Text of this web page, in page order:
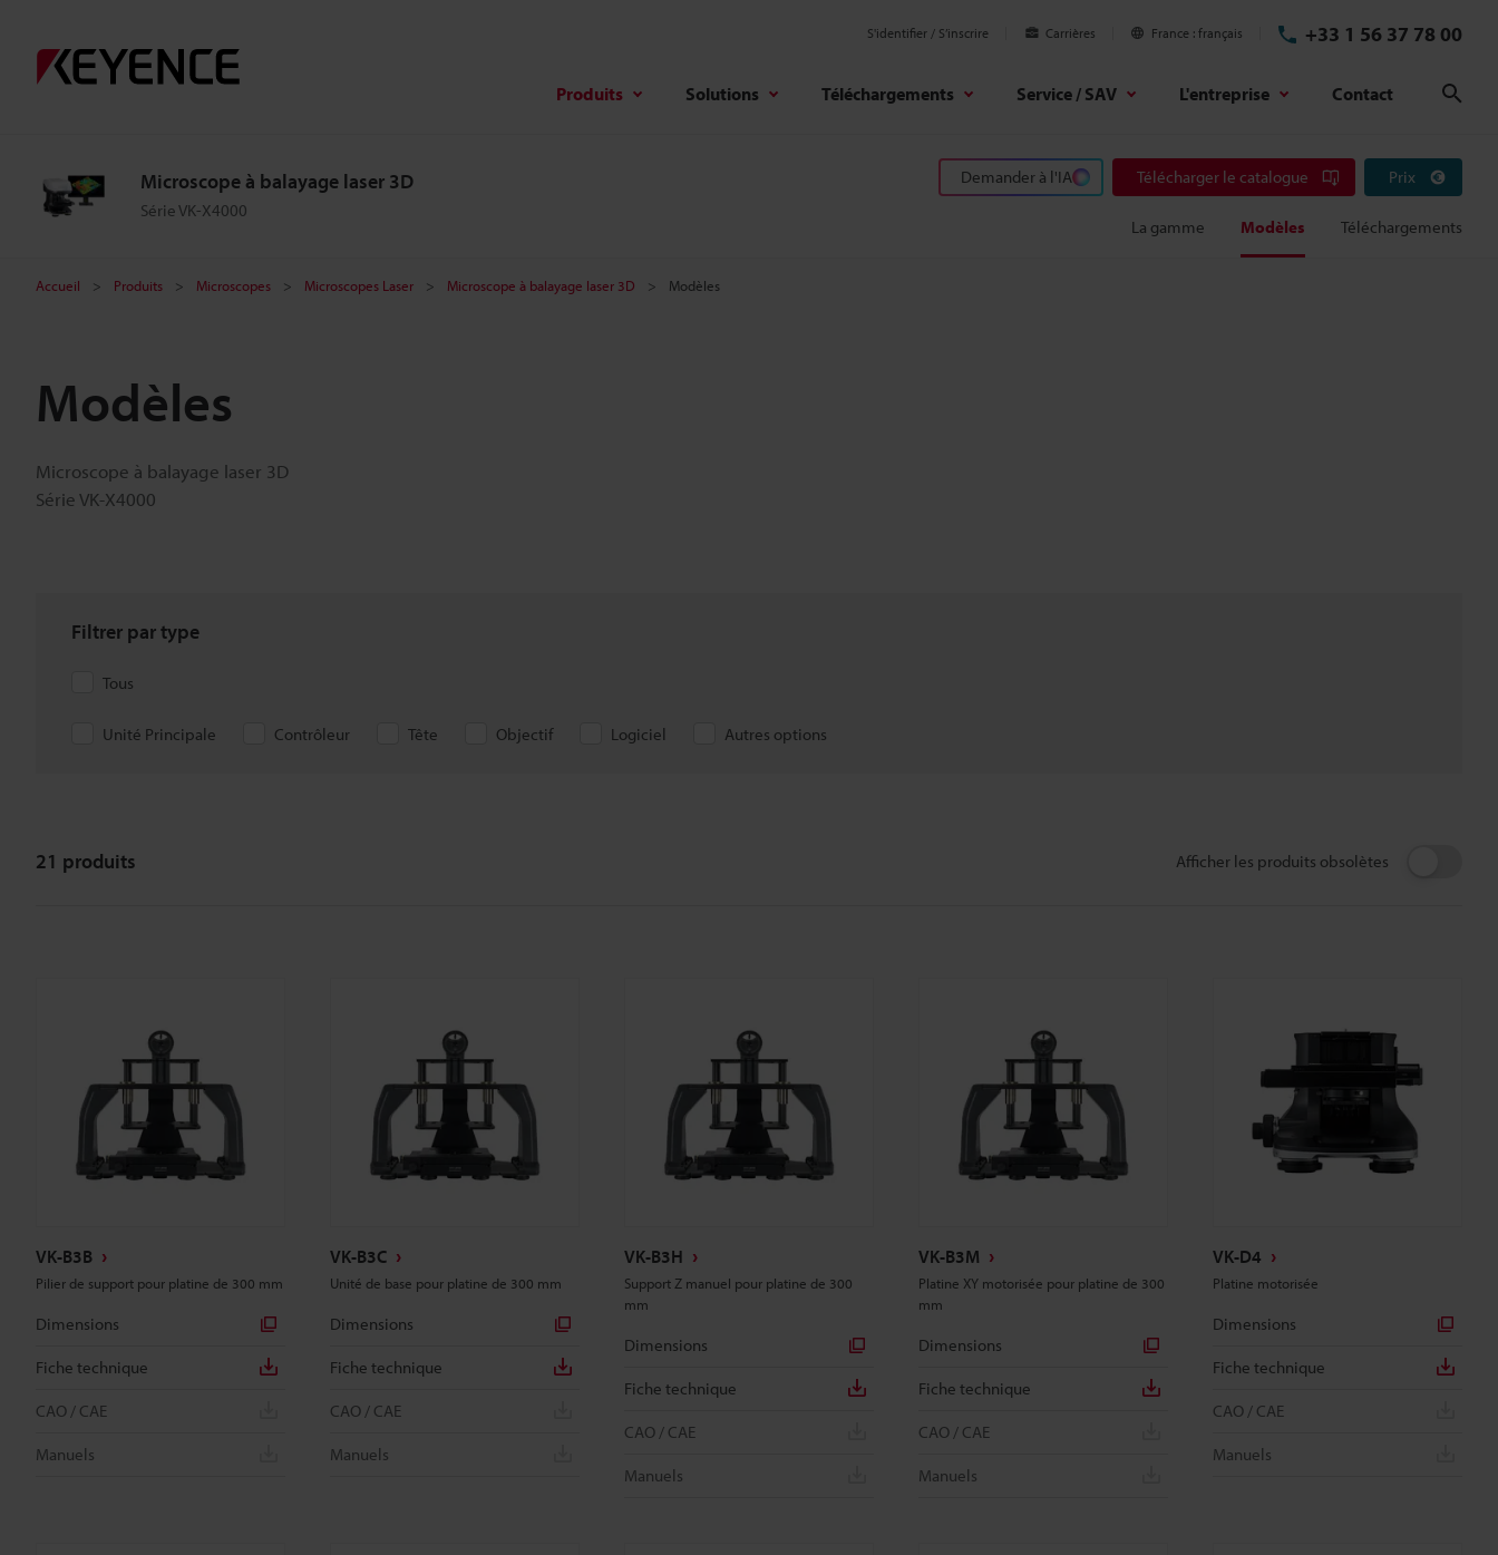
S'identifier / S’inscrire Carrières France français +33 1 56 37 78 00
Produits Solutions Téléchargements Service / SAV L'entreprise Contact
Microscope à balayage laser 3D
Série VK-X4000
Demander à l'IA Télécharger le catalogue Prix
La gamme Modèles Téléchargements
Accueil Produits Microscopes Microscopes Laser Microscope à balayage laser 3D Modèles
Modèles
Microscope à balayage laser 3D
Série VK-X4000
Filtrer par type
Tous
Unité Principale Contrôleur Tête Objectif Logiciel Autres options
Afficher les produits obsolètes
21 produits
VK-B3B
Pilier de support pour platine de 300 mm
Dimensions
Fiche technique
CAO / CAE
Manuels
VK-B3C
Unité de base pour platine de 300 mm
Dimensions
Fiche technique
CAO / CAE
Manuels
VK-B3H
Support Z manuel pour platine de 300
mm
Dimensions
Fiche technique
CAO / CAE
Manuels
VK-B3M
Platine XY motorisée pour platine de 300
mm
Dimensions
Fiche technique
CAO / CAE
Manuels
VK-D4
Platine motorisée
Dimensions
Fiche technique
CAO / CAE
Manuels